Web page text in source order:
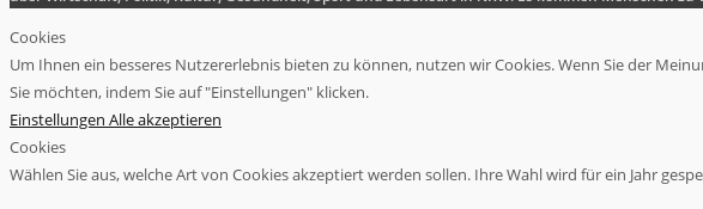
Cookies
Um Ihnen ein besseres Nutzererlebnis bieten zu können, nutzen wir Cookies. Wenn Sie der
Sie möchten, indem Sie auf "Einstellungen" klicken.
Einstellungen Alle akzeptieren
Cookies
Wählen Sie aus, welche Art von Cookies akzeptiert werden sollen. Ihre Wahl wird für ein Jahr